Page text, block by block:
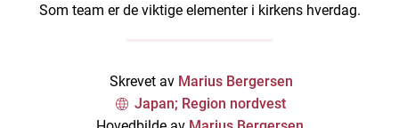
Som team er de viktige elementer i kirkens hverdag.
Skrevet av Marius Bergersen
Japan; Region nordvest